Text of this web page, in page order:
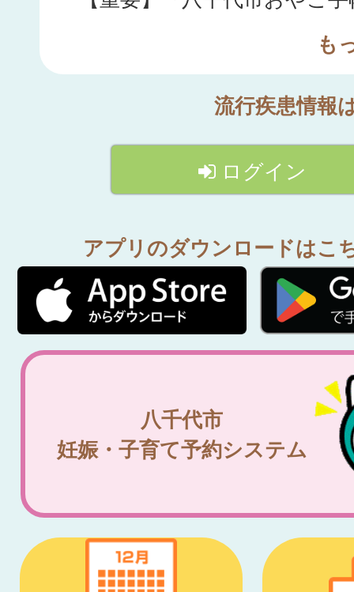
も
流行疾患情報
ログイン
アプリのダウンロードはこ
八千代市
妊娠・子育て予約システム